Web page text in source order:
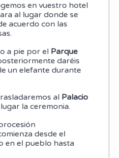
en vuestro hotel
al lugar donde se
acuerdo con las
a pie por el Parque
daréis
un elefante durante
al Palacio
la ceremonia.
desde el
en el pueblo hasta